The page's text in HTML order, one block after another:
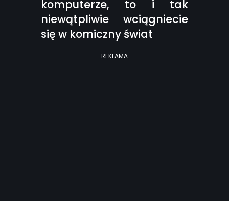
komputerze, to i tak
niewątpliwie wciągniecie
się w komiczny świat
REKLAMA